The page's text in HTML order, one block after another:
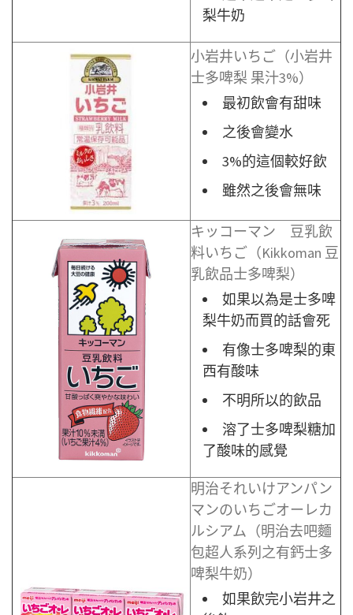
梨牛奶
小岩井いちご（小岩井
士多啤梨 果汁3%）
最初飲會有甜味
之後會變水
3%的這個較好飲
雖然之後會無味
キッコーマン 豆乳飲
料いちご（Kikkoman 豆
乳飲品士多啤梨）
如果以為是士多啤
梨牛奶而買的話會死
有像士多啤梨的東
西有酸味
不明所以的飲品
溶了士多啤梨糖加
了酸味的感覺
明治それいけアンパン
マンのいちごオーレカ
ルシアム（明治去吧麵
包超人系列之有鈣士多
啤梨牛奶）
如果飲完小岩井之